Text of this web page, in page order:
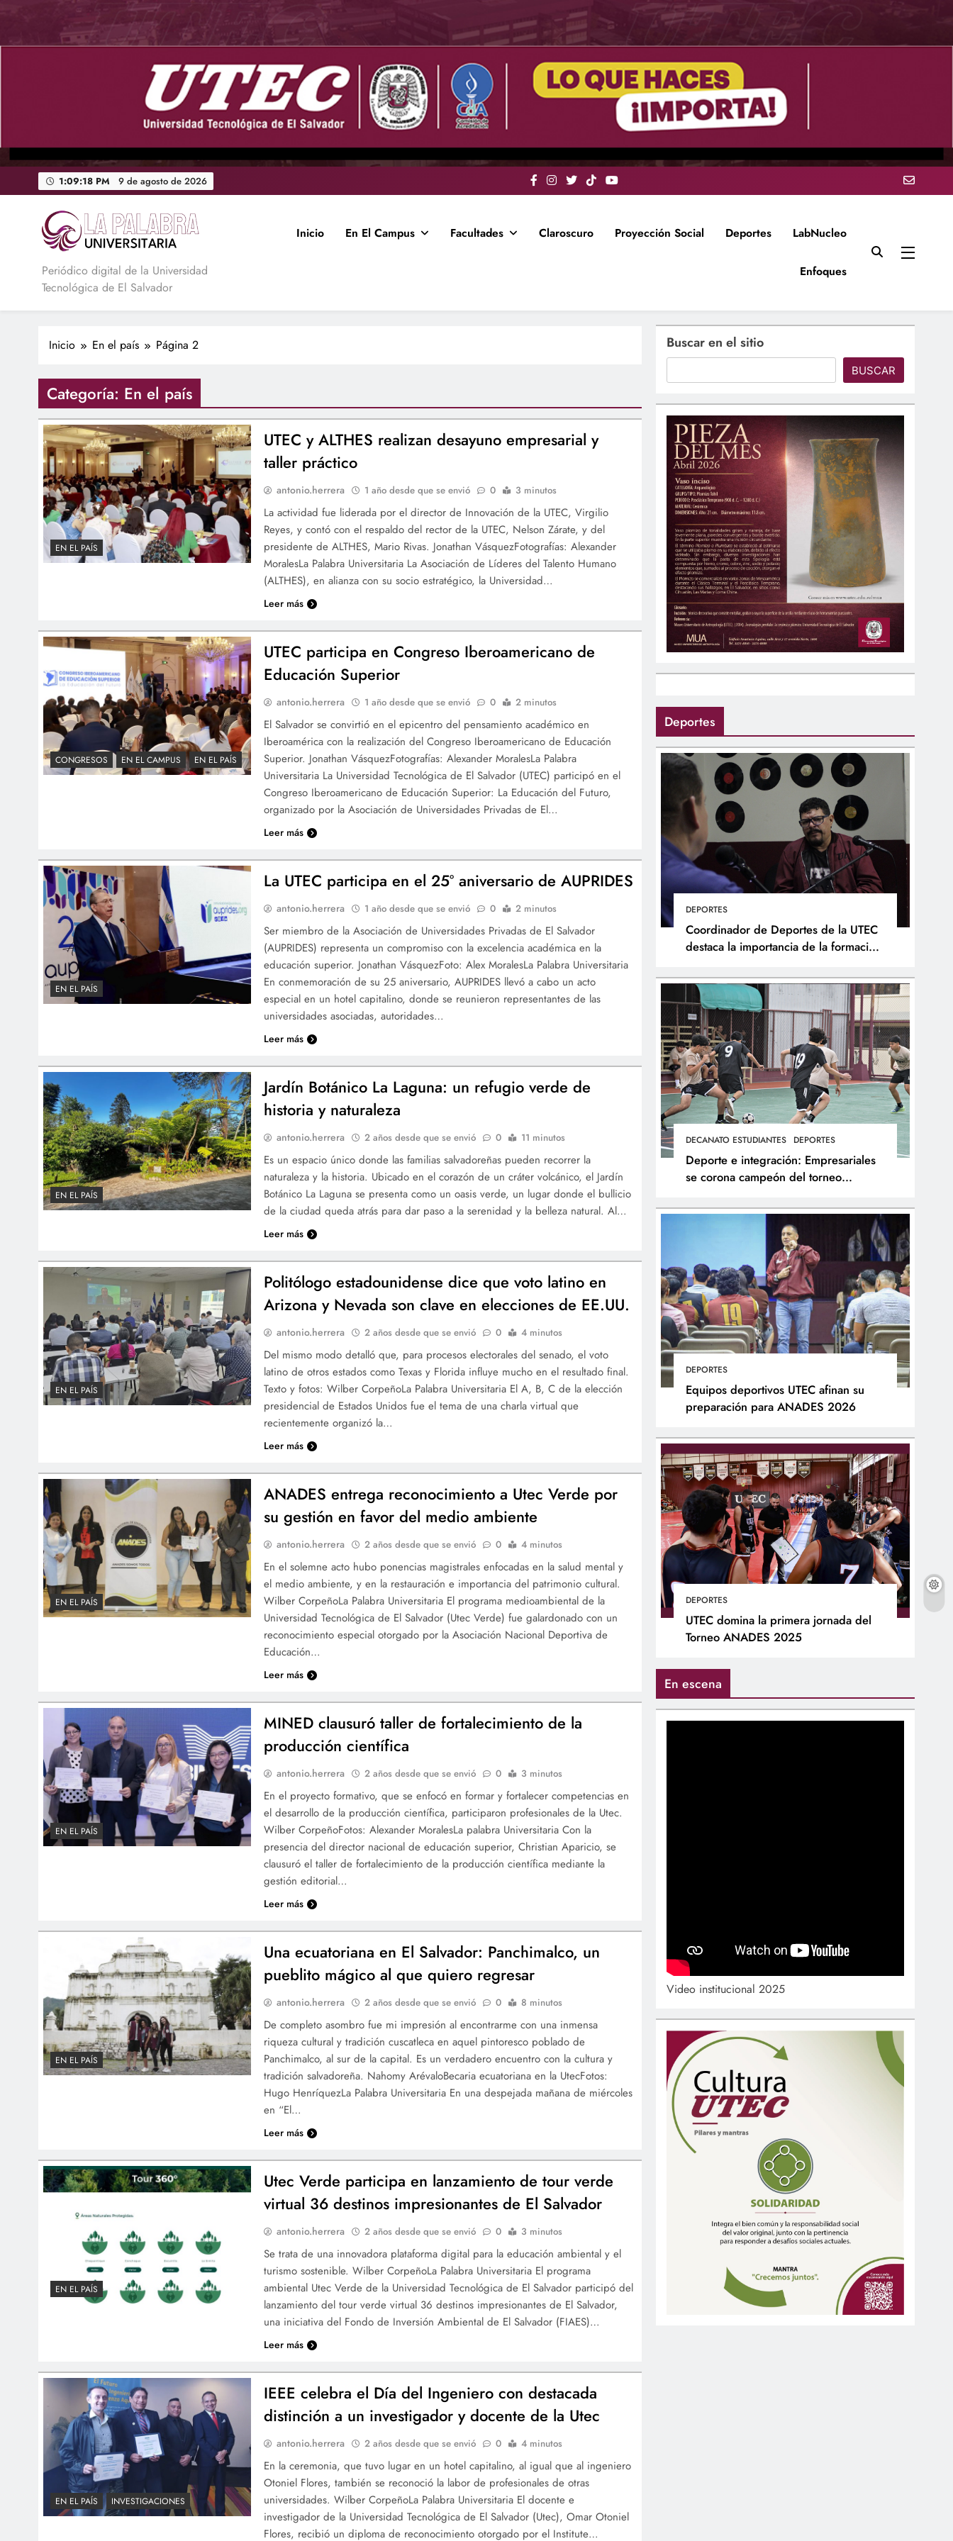
contenido
1:09:19 PM 9 de agosto de
2026
La Palabra Universitaria
Periódico digital de la Universidad
Tecnológica de El Salvador
Inicio En El Campus Facultades Claroscuro Proyección Social Deportes LabNucleo
Enfoques
Inicio En el país Página 2
Categoría: En el país
EN EL PAÍS
UTEC y ALTHES realizan desayuno empresarial y
taller práctico
antonio.herrera 1 año desde que se envió 0 3 minutos
La actividad fue liderada por el director de Innovación de la UTEC, Virgilio
Reyes, y contó con el respaldo del rector de la UTEC, Nelson Zárate, y del
presidente de ALTHES, Mario Rivas. Jonathan VásquezFotografías: Alexander
MoralesLa Palabra Universitaria La Asociación de Líderes del Talento Humano
(ALTHES), en alianza con su socio estratégico, la Universidad…
Leer más
CONGRESOS EN EL CAMPUS EN EL PAÍS
UTEC participa en Congreso Iberoamericano de
Educación Superior
antonio.herrera 1 año desde que se envió 0 2 minutos
El Salvador se convirtió en el epicentro del pensamiento académico en
Iberoamérica con la realización del Congreso Iberoamericano de Educación
Superior. Jonathan VásquezFotografías: Alexander MoralesLa Palabra
Universitaria La Universidad Tecnológica de El Salvador (UTEC) participó en el
Congreso Iberoamericano de Educación Superior: La Educación del Futuro,
organizado por la Asociación de Universidades Privadas de El…
Leer más
EN EL PAÍS
La UTEC participa en el 25° aniversario de AUPRIDES
antonio.herrera 1 año desde que se envió 0 2 minutos
Ser miembro de la Asociación de Universidades Privadas de El Salvador
(AUPRIDES) representa un compromiso con la excelencia académica en la
educación superior. Jonathan VásquezFoto: Alex MoralesLa Palabra Universitaria
En conmemoración de su 25 aniversario, AUPRIDES llevó a cabo un acto
especial en un hotel capitalino, donde se reunieron representantes de las
universidades asociadas, autoridades…
Leer más
EN EL PAÍS
Jardín Botánico La Laguna: un refugio verde de
historia y naturaleza
antonio.herrera 2 años desde que se envió 0 11 minutos
Es un espacio único donde las familias salvadoreñas pueden recorrer la
naturaleza y la historia. Ubicado en el corazón de un cráter volcánico, el Jardín
Botánico La Laguna se presenta como un oasis verde, un lugar donde el bullicio
de la ciudad queda atrás para dar paso a la serenidad y la belleza natural. Al…
Leer más
EN EL PAÍS
Politólogo estadounidense dice que voto latino en
Arizona y Nevada son clave en elecciones de EE.UU.
antonio.herrera 2 años desde que se envió 0 4 minutos
Del mismo modo detalló que, para procesos electorales del senado, el voto
latino de otros estados como Texas y Florida influye mucho en el resultado final.
Texto y fotos: Wilber CorpeñoLa Palabra Universitaria El A, B, C de la elección
presidencial de Estados Unidos fue el tema de una charla virtual que
recientemente organizó la…
Leer más
EN EL PAÍS
ANADES entrega reconocimiento a Utec Verde por
su gestión en favor del medio ambiente
antonio.herrera 2 años desde que se envió 0 4 minutos
En el solemne acto hubo ponencias magistrales enfocadas en la salud mental y
el medio ambiente, y en la restauración e importancia del patrimonio cultural.
Wilber CorpeñoLa Palabra Universitaria El programa medioambiental de la
Universidad Tecnológica de El Salvador (Utec Verde) fue galardonado con un
reconocimiento especial otorgado por la Asociación Nacional Deportiva de
Educación…
Leer más
EN EL PAÍS
MINED clausuró taller de fortalecimiento de la
producción científica
antonio.herrera 2 años desde que se envió 0 3 minutos
En el proyecto formativo, que se enfocó en formar y fortalecer competencias en
el desarrollo de la producción científica, participaron profesionales de la Utec.
Wilber CorpeñoFotos: Alexander MoralesLa palabra Universitaria Con la
presencia del director nacional de educación superior, Christian Aparicio, se
clausuró el taller de fortalecimiento de la producción científica mediante la
gestión editorial…
Leer más
EN EL PAÍS
Una ecuatoriana en El Salvador: Panchimalco, un
pueblito mágico al que quiero regresar
antonio.herrera 2 años desde que se envió 0 8 minutos
De completo asombro fue mi impresión al encontrarme con una inmensa
riqueza cultural y tradición cuscatleca en aquel pintoresco poblado de
Panchimalco, al sur de la capital. Es un verdadero encuentro con la cultura y
tradición salvadoreña. Nahomy ArévaloBecaria ecuatoriana en la UtecFotos:
Hugo HenríquezLa Palabra Universitaria En una despejada mañana de miércoles
en “El…
Leer más
EN EL PAÍS
Utec Verde participa en lanzamiento de tour verde
virtual 36 destinos impresionantes de El Salvador
antonio.herrera 2 años desde que se envió 0 3 minutos
Se trata de una innovadora plataforma digital para la educación ambiental y el
turismo sostenible. Wilber CorpeñoLa Palabra Universitaria El programa
ambiental Utec Verde de la Universidad Tecnológica de El Salvador participó del
lanzamiento del tour verde virtual 36 destinos impresionantes de El Salvador,
una iniciativa del Fondo de Inversión Ambiental de El Salvador (FIAES)…
Leer más
EN EL PAÍS INVESTIGACIONES
IEEE celebra el Día del Ingeniero con destacada
distinción a un investigador y docente de la Utec
antonio.herrera 2 años desde que se envió 0 4 minutos
En la ceremonia, que tuvo lugar en un hotel capitalino, al igual que al ingeniero
Otoniel Flores, también se reconoció la labor de profesionales de otras
universidades. Wilber CorpeñoLa Palabra Universitaria El docente e
investigador de la Universidad Tecnológica de El Salvador (Utec), Omar Otoniel
Flores, recibió un diploma de reconocimiento otorgado por el Institute…
Buscar en el sitio
BUSCAR
Deportes
DEPORTES
Coordinador de Deportes de la UTEC
destaca la importancia de la formación
DECANATO ESTUDIANTES DEPORTES
Deporte e integración: Empresariales
se corona campeón del torneo
DEPORTES
Equipos deportivos UTEC afinan su
preparación para ANADES 2026
DEPORTES
UTEC domina la primera jornada del
Torneo ANADES 2025
En escena
Video institucional 2025